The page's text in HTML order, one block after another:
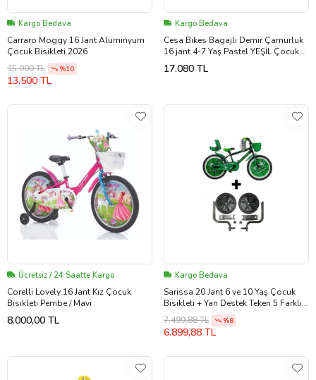
Kargo Bedava
Carraro Moggy 16 Jant Alüminyum
Çocuk Bisikleti 2026
15.000 TL
%10
13.500 TL
Kargo Bedava
Cesa Bikes Bagajlı Demir Çamurluk
16 jant 4-7 Yaş Pastel YEŞİL Çocuk
Bisikleti
17.080 TL
Ücretsiz / 24 Saatte Kargo
Corelli Lovely 16 Jant Kız Çocuk
Bisikleti Pembe / Mavi
8.000,00 TL
Kargo Bedava
Sarissa 20 Jant 6 ve 10 Yaş Çocuk
Bisikleti + Yan Destek Tekeri 5 Farklı
Renk Seçeneği yeşil
7.499,88 TL %8
6.899,88 TL